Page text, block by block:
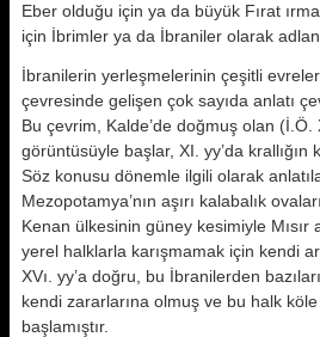
Eber olduğu için ya da büyük Fı­rat
için İbrimler ya da İbraniler olarak
İbranilerin yerleşmelerinin çeşitli
çevresinde gelişen çok sayıda anlatı
Bu çevrim, Kalde’de doğmuş olan (İ.Ö.
görüntüsüyle başlar, XI. yy’da krallığın
Söz konusu dönemle ilgili olarak
Mezopotamya’nın aşırı ka­labalık
Kenan ülkesinin güney kesimiyle Mısır
yerel halklarla karışmamak için kendi
XVı. yy’a doğru, bu İbranilerden
kendi za­rarlarına olmuş ve bu halk
başlamıştır.